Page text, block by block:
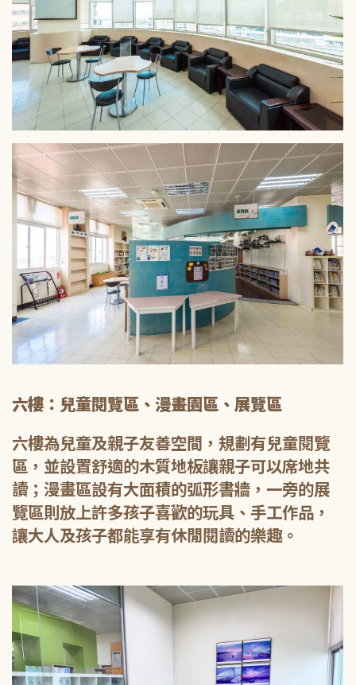
六樓：兒童閱覽區、漫畫園區、展覽區
六樓為兒童及親子友善空間，規劃有兒童閱覽
區，並設置舒適的木質地板讓親子可以席地共
讀；漫畫區設有大面積的弧形書牆，一旁的展
覽區則放上許多孩子喜歡的玩具、手工作品，
讓大人及孩子都能享有休閒閱讀的樂趣。